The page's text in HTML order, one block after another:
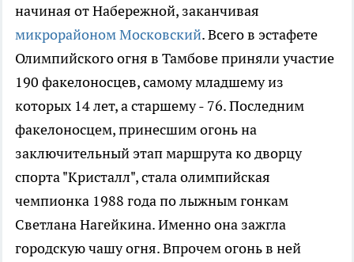
начиная от Набережной, заканчивая
микрорайоном Московский. Всего в эстафете
Олимпийского огня в Тамбове приняли участие
190 факелоносцев, самому младшему из
которых 14 лет, а старшему - 76. Последним
факелоносцем, принесшим огонь на
заключительный этап маршрута ко дворцу
спорта "Кристалл", стала олимпийская
чемпионка 1988 года по лыжным гонкам
Светлана Нагейкина. Именно она зажгла
городскую чашу огня. Впрочем огонь в ней